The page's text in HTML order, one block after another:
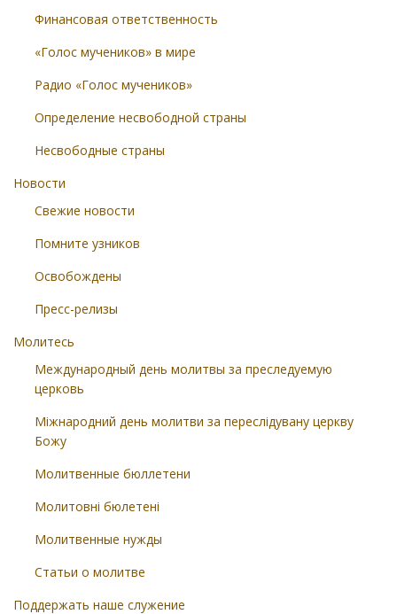
Финансовая ответственность
«Голос мучеников» в мире
Радио «Голос мучеников»
Определение несвободной страны
Несвободные страны
Новости
Свежие новости
Помните узников
Освобождены
Пресс-релизы
Молитесь
Международный день молитвы за преследуемую
церковь
Міжнародний день молитви за переслідувану церкву
Божу
Молитвенные бюллетени
Молитовні бюлетені
Молитвенные нужды
Статьи о молитве
Поддержать наше служение